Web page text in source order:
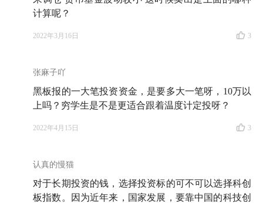
计算呢？
2022年3月16日 3
张麻子吖
黑板报的一大笔投资资金，是要多大一笔呀，10万以
上吗？穷学生是不是更适合跟着温度计定投呀？
2022年4月15日 3
认真的慢猫
对于长期投资的钱，选择投资标的可不可以选择科创
板指数。因为近年来，国家发展，要靠中国的科技创